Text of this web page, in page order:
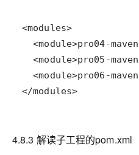
</modules>
4.8.3 解读子工程的pom.xml